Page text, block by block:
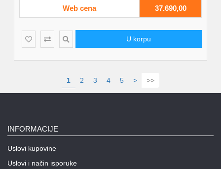
Web cena 37.690,00
U korpu
1 2 3 4 5 > >>
INFORMACIJE
Uslovi kupovine
Uslovi i način isporuke